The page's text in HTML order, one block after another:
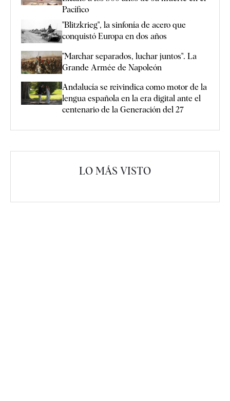
Pacífico
"Blitzkrieg", la sinfonía de acero que
conquistó Europa en dos años
"Marchar separados, luchar juntos". La
Grande Armée de Napoleón
Andalucía se reivindica como motor de la
lengua española en la era digital ante el
centenario de la Generación del 27
LO MÁS VISTO